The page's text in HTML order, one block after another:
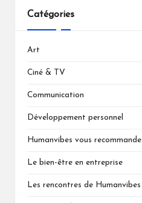
Catégories
Art
Ciné & TV
Communication
Développement personnel
Humanvibes vous recommande
Le bien-être en entreprise
Les rencontres de Humanvibes